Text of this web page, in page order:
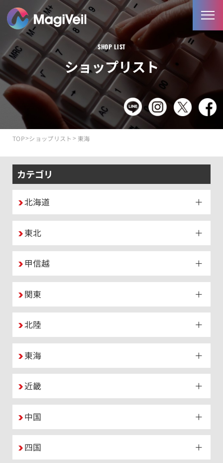
SHOP LIST
ショップリスト
TOP>ショップリスト > 東海
カテゴリ
北海道
東北
甲信越
関東
北陸
東海
近畿
中国
四国